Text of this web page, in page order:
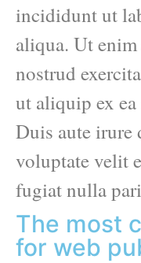
incididunt ut
aliqua. Ut
nostrud
ut aliquip ex
Duis aute irure
voluptate velit
fugiat nulla
The most
for web